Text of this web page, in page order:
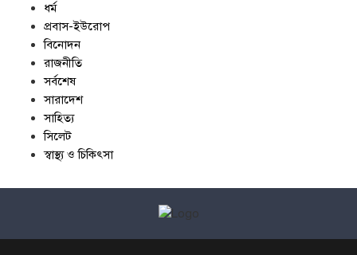
ধর্ম
প্রবাস-ইউরোপ
বিনোদন
রাজনীতি
সর্বশেষ
সারাদেশ
সাহিত্য
সিলেট
স্বাস্থ্য ও চিকিৎসা